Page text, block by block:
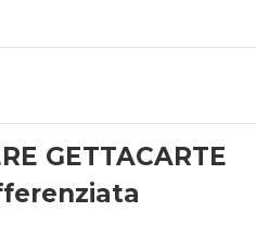
GETTACARTE